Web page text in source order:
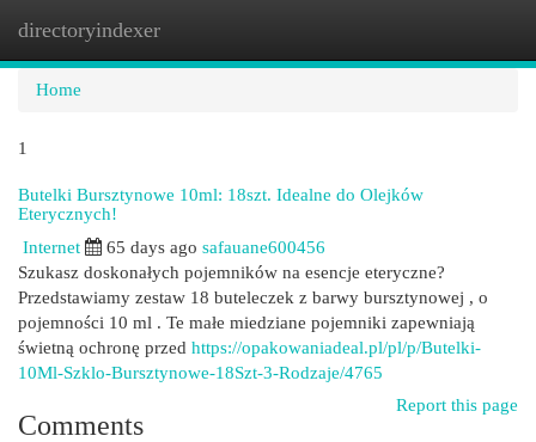
directoryindexer
Home
1
Butelki Bursztynowe 10ml: 18szt. Idealne do Olejków
Eterycznych!
Internet 65 days ago safauane600456
Szukasz doskonałych pojemników na esencje eteryczne?
Przedstawiamy zestaw 18 buteleczek z barwy bursztynowej , o
pojemności 10 ml . Te małe miedziane pojemniki zapewniają
świetną ochronę przed https://opakowaniadeal.pl/pl/p/Butelki-
10Ml-Szklo-Bursztynowe-18Szt-3-Rodzaje/4765
Report this page
Comments